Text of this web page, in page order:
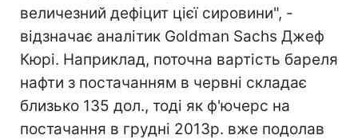
величезний дефіцит цієї сировини", -
відзначає аналітик Goldman Sachs Джеф
Кюрі. Наприклад, поточна вартість бареля
нафти з постачанням в червні складає
близько 135 дол., тоді як ф'ючерс на
постачання в грудні 2013р. вже подолав